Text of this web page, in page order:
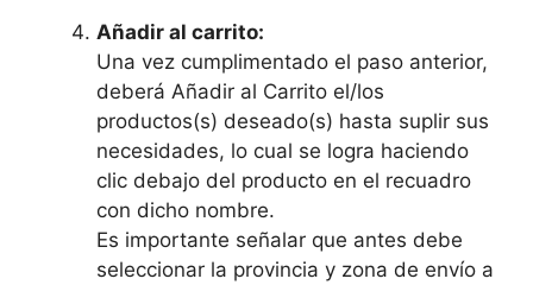
Añadir al carrito:
Una vez cumplimentado el paso anterior,
deberá Añadir al Carrito el/los
productos(s) deseado(s) hasta suplir sus
necesidades, lo cual se logra haciendo
clic debajo del producto en el recuadro
con dicho nombre.
Es importante señalar que antes debe
seleccionar la provincia y zona de envío a